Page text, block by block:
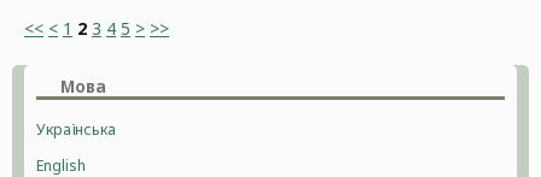
<< < 1 2 3 4 5 > >>
Мова
Українська
English